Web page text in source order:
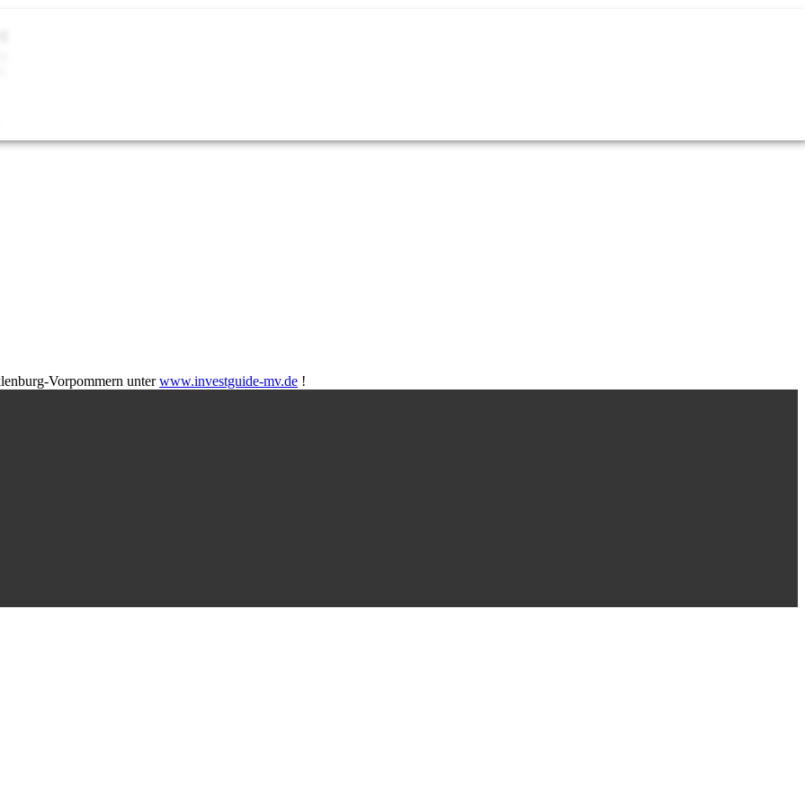
Vorpommern unterwww.investguide-mv.de !